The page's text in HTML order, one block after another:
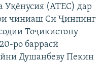
Уқёнусия (АТЕС) дар
чиниаш Си Ҷинпинг
Тоҷикистону
ро баррасӣ
Душанбеву Пекин